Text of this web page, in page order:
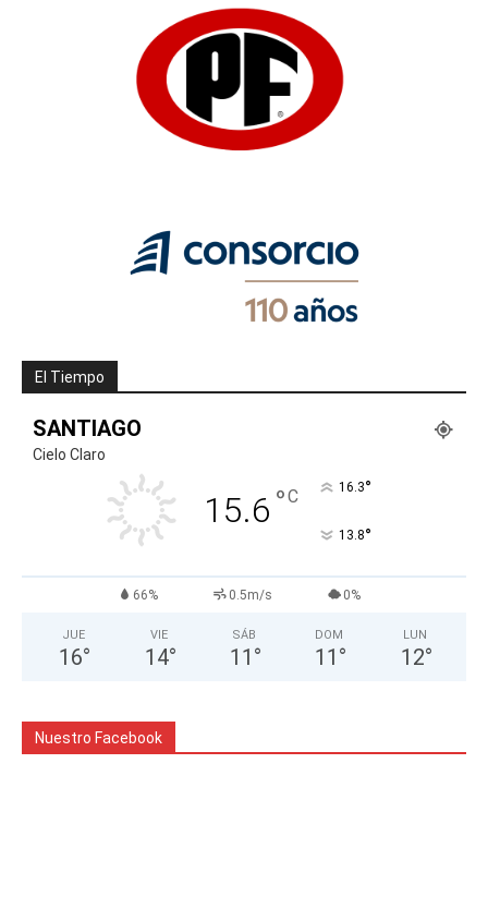
El Tiempo
SANTIAGO
Cielo Claro
15.6 °C 16.3°
13.8°
66% 0.5m/s 0%
JUE
16°
VIE
14°
SÁB
11 °
DOM
11 °
LUN
12°
Nuestro Facebook